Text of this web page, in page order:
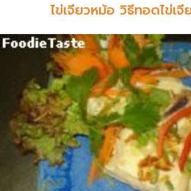
ไข่เจียวหม้อ วิธีทอดไข่เจี